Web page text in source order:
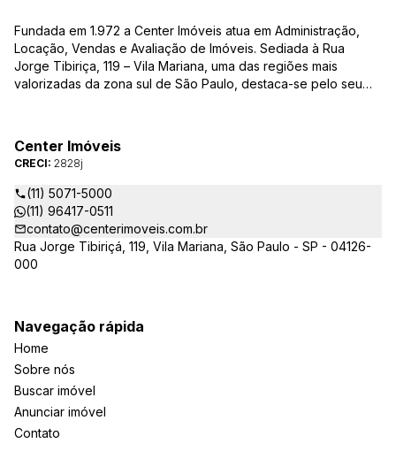
Fundada em 1.972 a Center Imóveis atua em Administração,
Locação, Vendas e Avaliação de Imóveis. Sediada à Rua
Jorge Tibiriça, 119 – Vila Mariana, uma das regiões mais
valorizadas da zona sul de São Paulo, destaca-se pelo seu
atuantes imobiliárias da região, credenciada junto ao Conselho
Regional dos Corretores de Imóveis (CRECI) e associada ao
Sindicato das Empresas de Compra, Venda, Locação e
Administração de Imóveis Residenciais e Comerciais de São
Paulo (SECOVI).
Center Imóveis
CRECI: 2828j
(11) 5071-5000
(11) 96417-0511
contato@centerimoveis.com.br
Rua Jorge Tibiriçá, 119, Vila Mariana, São Paulo - SP - 04126-
000
Navegação rápida
Home
Sobre nós
Buscar imóvel
Anunciar imóvel
Contato